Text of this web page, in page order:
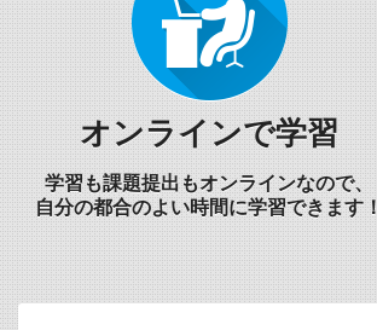
オンラインで学習
学習も課題提出もオンラインなので、
自分の都合のよい時間に学習できます！